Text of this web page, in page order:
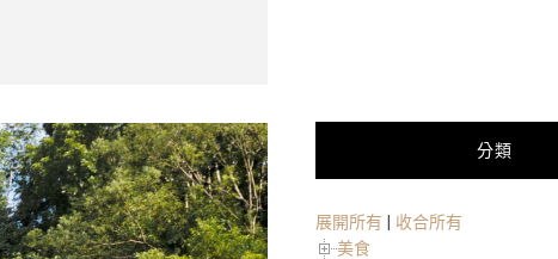
分類
展開所有 | 收合所有
美食